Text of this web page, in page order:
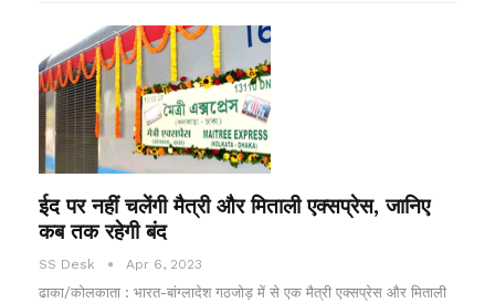
ईद पर नहीं चलेंगी मैत्री और मिताली एक्सप्रेस, जानिए
कब तक रहेगी बंद
SS Desk Apr 6, 2023
ढाका/कोलकाता : भारत-बांग्लादेश गठजोड़ में से एक मैत्री एक्सप्रेस और मिताली